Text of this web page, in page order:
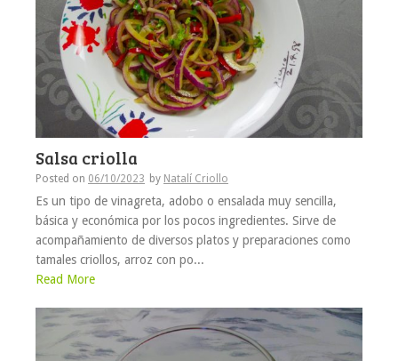
Salsa criolla
Posted on 06/10/2023 by Natalí Criollo
Es un tipo de vinagreta, adobo o ensalada muy sencilla,
básica y económica por los pocos ingredientes. Sirve de
acompañamiento de diversos platos y preparaciones como
tamales criollos, arroz con po...
Read More